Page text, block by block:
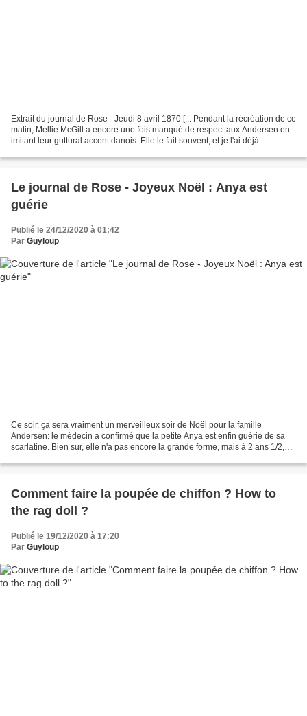
Extrait du journal de Rose - Jeudi 8 avril 1870 [... Pendant la récréation de ce
matin, Mellie McGill a encore une fois manqué de respect aux Andersen en
imitant leur guttural accent danois. Elle le fait souvent, et je l'ai déjà
Le journal de Rose - Joyeux Noël : Anya est
guérie
Publié le 24/12/2020 à 01:42
Par Guyloup
Ce soir, ça sera vraiment un merveilleux soir de Noël pour la famille
Andersen: le médecin a confirmé que la petite Anya est enfin guérie de sa
scarlatine. Bien sur, elle n'a pas encore la grande forme, mais à 2 ans 1/2,
Comment faire la poupée de chiffon ? How to
the rag doll ?
Publié le 19/12/2020 à 17:20
Par Guyloup